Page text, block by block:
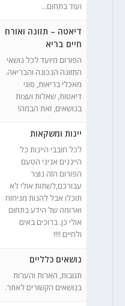
ועוד בתחום...
דיאטה – תזונה ואורח
חיים בריא
הפורום מיועד לכל נושאי
התזונה הנכונה והבריאה.
מאכלי בריאות, סוגי
דיאטות, שאלות ועצות
בנושאים, זאת הבמה!
יינות ומשקאות
לכל חובבי היינות כל
הייננים אניני הטעם
הפורום הזה נוצר
עבורכם,לשתות אולי לא
תוכלו אבל להנות מניחוח
וארומה של הידע בתחום
אולי כן. ברוכים באים
ולחיים !!!!
נושאים כלליים
תגובות, הארות והערות
בנושאים הקשורים לאתר.